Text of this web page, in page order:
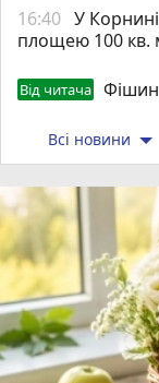
16:40 У
площею 100 кв.
Від читача
Всі новини